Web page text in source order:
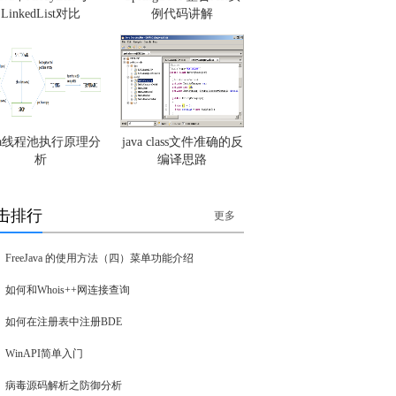
LinkedList对比
例代码讲解
线程池执行原理分
析
java class文件准确的反
编译思路
排行 更多
FreeJava 的使用方法（四）菜单功能介绍
如何和Whois++网连接查询
如何在注册表中注册BDE
WinAPI简单入门
病毒源码解析之防御分析